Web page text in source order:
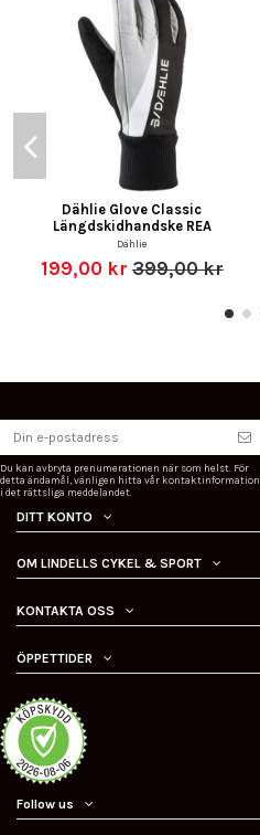
Dählie Glove Classic
Längdskidhandske REA
Dählie
199,00 kr399,00 kr
Du kan avbryta prenumerationen när som helst. För
detta ändamål, vänligen hitta vår kontaktinformation
i det rättsliga meddelandet.
DITT KONTO
OM LINDELLS CYKEL & SPORT
KONTAKTA OSS
ÖPPETTIDER
Follow us